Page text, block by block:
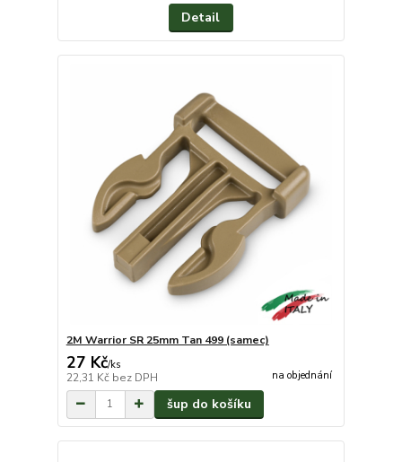
Detail
2M Warrior SR 25mm Tan 499 (samec)
27 Kč/ks
22,31 Kč bez DPH na objednání
šup do košíku